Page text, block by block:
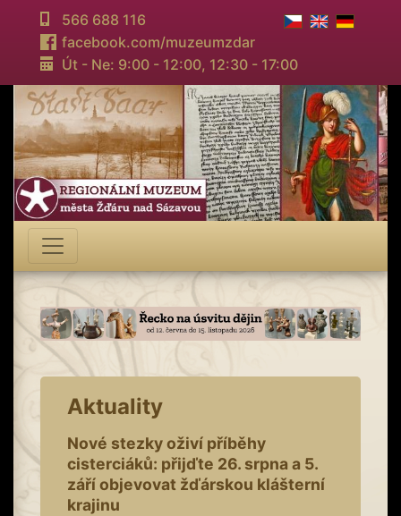
566 688 116
facebook.com/muzeumzdar
Út - Ne: 9:00 - 12:00, 12:30 - 17:00
Aktuality
Nové stezky oživí příběhy
cisterciáků: přijďte 26. srpna a 5.
září objevovat žďárskou klášterní
krajinu